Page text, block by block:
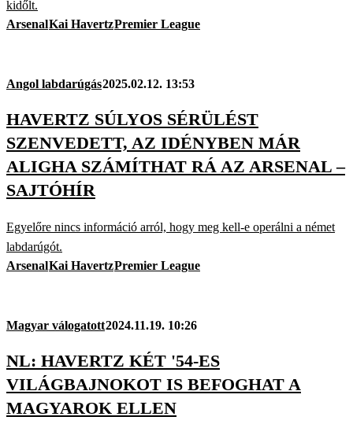
kidőlt.
ArsenalKai HavertzPremier League
Angol labdarúgás2025.02.12. 13:53
HAVERTZ SÚLYOS SÉRÜLÉST
SZENVEDETT, AZ IDÉNYBEN MÁR
ALIGHA SZÁMÍTHAT RÁ AZ ARSENAL –
SAJTÓHÍR
Egyelőre nincs információ arról, hogy meg kell-e operálni a német
labdarúgót.
ArsenalKai HavertzPremier League
Magyar válogatott2024.11.19. 10:26
NL: HAVERTZ KÉT '54-ES
VILÁGBAJNOKOT IS BEFOGHAT A
MAGYAROK ELLEN